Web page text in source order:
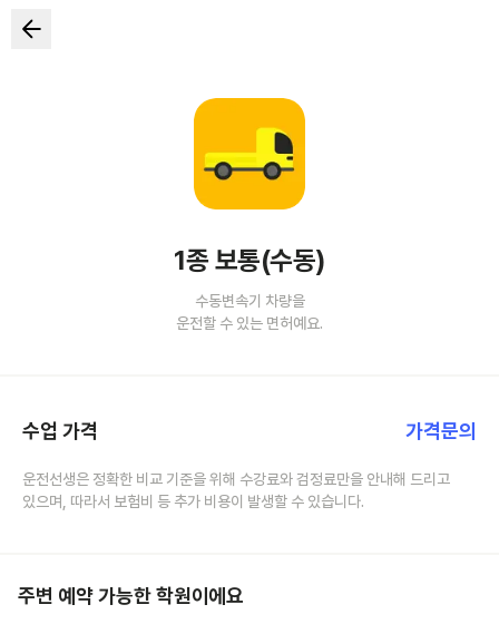
1종 보통(수동)
수동변속기 차량을
운전할 수 있는 면허예요.
수업 가격 가격문의
운전선생은 정확한 비교 기준을 위해 수강료와 검정료만을 안내해 드리고
있으며, 따라서 보험비 등 추가 비용이 발생할 수 있습니다.
주변 예약 가능한 학원이에요